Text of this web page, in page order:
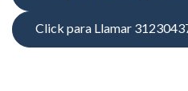
Click para Llamar